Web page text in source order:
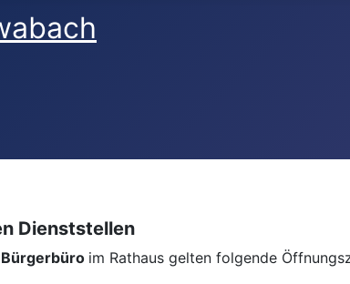
Dienststellen
Bürgerbüro im Rathaus gelten folgende